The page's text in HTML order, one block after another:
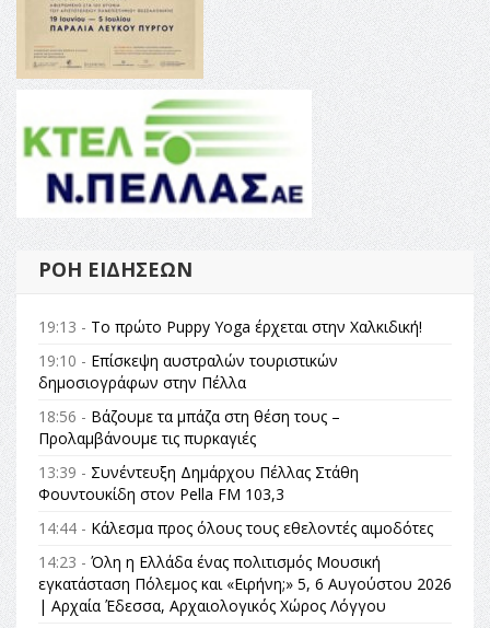
ΡΟΉ ΕΙΔΉΣΕΩΝ
19:13 - Το πρώτο Puppy Yoga έρχεται στην Χαλκιδική!
19:10 - Επίσκεψη αυστραλών τουριστικών
δημοσιογράφων στην Πέλλα
18:56 - Βάζουμε τα μπάζα στη θέση τους –
Προλαμβάνουμε τις πυρκαγιές
13:39 - Συνέντευξη Δημάρχου Πέλλας Στάθη
Φουντουκίδη στον Pella FM 103,3
14:44 - Κάλεσμα προς όλους τους εθελοντές αιμοδότες
14:23 - Όλη η Ελλάδα ένας πολιτισμός Μουσική
εγκατάσταση Πόλεμος και «Ειρήνη;» 5, 6 Αυγούστου 2026
| Αρχαία Έδεσσα, Αρχαιολογικός Χώρος Λόγγου